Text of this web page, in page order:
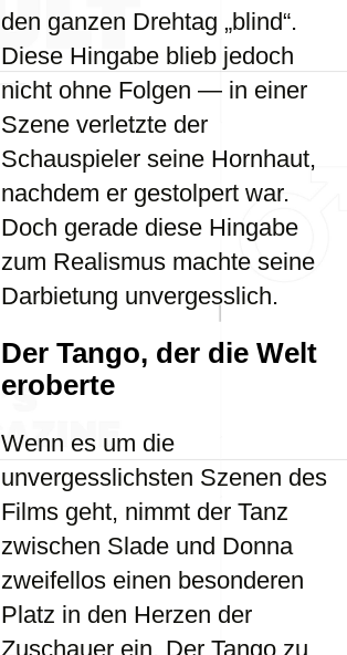
den ganzen Drehtag „blind“.
Diese Hingabe blieb jedoch
nicht ohne Folgen — in einer
Szene verletzte der
Schauspieler seine Hornhaut,
nachdem er gestolpert war.
Doch gerade diese Hingabe
zum Realismus machte seine
Darbietung unvergesslich.
Der Tango, der die Welt
eroberte
Wenn es um die
unvergesslichsten Szenen des
Films geht, nimmt der Tanz
zwischen Slade und Donna
zweifellos einen besonderen
Platz in den Herzen der
Zuschauer ein. Der Tango zu